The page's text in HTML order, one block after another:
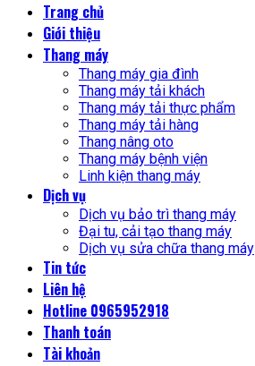
Trang chủ
Giới thiệu
Thang máy
Thang máy gia đình
Thang máy tải khách
Thang máy tải thực phẩm
Thang máy tải hàng
Thang nâng oto
Thang máy bệnh viện
Linh kiện thang máy
Dịch vụ
Dịch vụ bảo trì thang máy
Đại tu, cải tạo thang máy
Dịch vụ sửa chữa thang máy
Tin tức
Liên hệ
Hotline 0965952918
Thanh toán
Tài khoản